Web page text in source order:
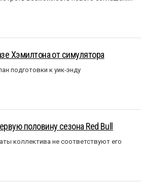
Хэмилтона от симулятора
подготовки к уик-энду
половину сезона Red Bull
коллектива не соответствуют его